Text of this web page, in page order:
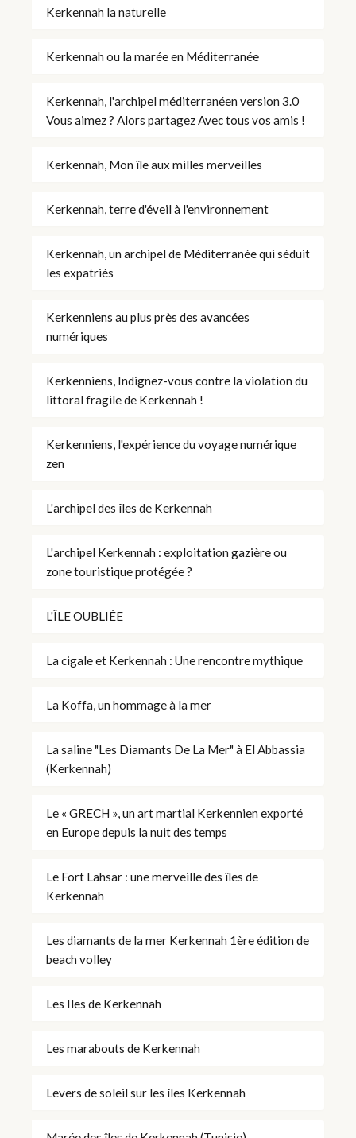
Kerkennah la naturelle
Kerkennah ou la marée en Méditerranée
Kerkennah, l'archipel méditerranéen version 3.0
Vous aimez ? Alors partagez Avec tous vos amis !
Kerkennah, Mon île aux milles merveilles
Kerkennah, terre d'éveil à l'environnement
Kerkennah, un archipel de Méditerranée qui séduit
les expatriés
Kerkenniens au plus près des avancées
numériques
Kerkenniens, Indignez-vous contre la violation du
littoral fragile de Kerkennah !
Kerkenniens, l'expérience du voyage numérique
zen
L'archipel des îles de Kerkennah
L'archipel Kerkennah : exploitation gazière ou
zone touristique protégée ?
L'ÎLE OUBLIÉE
La cigale et Kerkennah : Une rencontre mythique
La Koffa, un hommage à la mer
La saline "Les Diamants De La Mer" à El Abbassia
(Kerkennah)
Le « GRECH », un art martial Kerkennien exporté
en Europe depuis la nuit des temps
Le Fort Lahsar : une merveille des îles de
Kerkennah
Les diamants de la mer Kerkennah 1ère édition de
beach volley
Les Iles de Kerkennah
Les marabouts de Kerkennah
Levers de soleil sur les îles Kerkennah